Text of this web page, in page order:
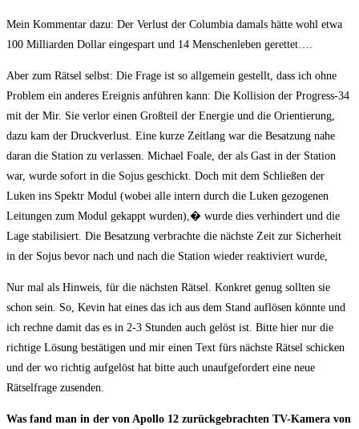
Mein Kommentar dazu: Der Verlust der Columbia damals hätte wohl etwa
100 Milliarden Dollar eingespart und 14 Menschenleben gerettet….
Aber zum Rätsel selbst: Die Frage ist so allgemein gestellt, dass ich ohne
Problem ein anderes Ereignis anführen kann: Die Kollision der Progress-34
mit der Mir. Sie verlor einen Großteil der Energie und die Orientierung,
dazu kam der Druckverlust. Eine kurze Zeitlang war die Besatzung nahe
daran die Station zu verlassen. Michael Foale, der als Gast in der Station
war, wurde sofort in die Sojus geschickt. Doch mit dem Schließen der
Luken ins Spektr Modul (wobei alle intern durch die Luken gezogenen
Leitungen zum Modul gekappt wurden),� wurde dies verhindert und die
Lage stabilisiert. Die Besatzung verbrachte die nächste Zeit zur Sicherheit
in der Sojus bevor nach und nach die Station wieder reaktiviert wurde,
Nur mal als Hinweis, für die nächsten Rätsel. Konkret genug sollten sie
schon sein. So, Kevin hat eines das ich aus dem Stand auflösen könnte und
ich rechne damit das es in 2-3 Stunden auch gelöst ist. Bitte hier nur die
richtige Lösung bestätigen und mir einen Text fürs nächste Rätsel schicken
und der wo richtig aufgelöst hat bitte auch unaufgefordert eine neue
Rätselfrage zusenden.
Was fand man in der von Apollo 12 zurückgebrachten TV-Kamera von